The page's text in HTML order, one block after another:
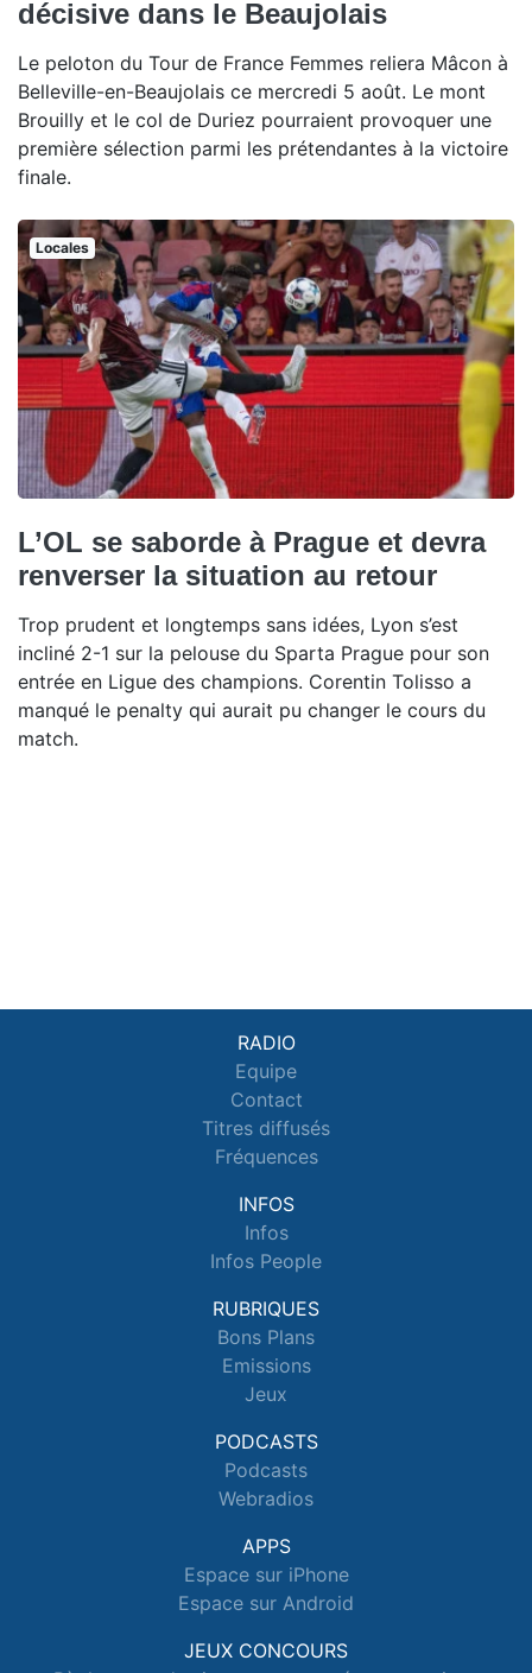
décisive dans le Beaujolais
Le peloton du Tour de France Femmes reliera Mâcon à
Belleville-en-Beaujolais ce mercredi 5 août. Le mont
Brouilly et le col de Duriez pourraient provoquer une
première sélection parmi les prétendantes à la victoire
finale.
Locales
L’OL se saborde à Prague et devra
renverser la situation au retour
Trop prudent et longtemps sans idées, Lyon s’est
incliné 2-1 sur la pelouse du Sparta Prague pour son
entrée en Ligue des champions. Corentin Tolisso a
manqué le penalty qui aurait pu changer le cours du
match.
RADIO
Equipe
Contact
Titres diffusés
Fréquences
INFOS
Infos
Infos People
RUBRIQUES
Bons Plans
Emissions
Jeux
PODCASTS
Podcasts
Webradios
APPS
Espace sur iPhone
Espace sur Android
JEUX CONCOURS